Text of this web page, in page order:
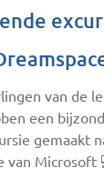
van de
een
gemaakt
van